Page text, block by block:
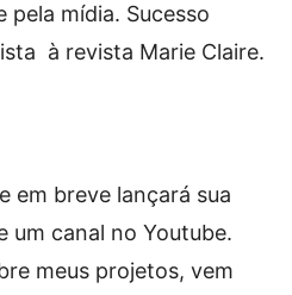
mídia. Sucesso
à revista Marie Claire.
em breve lançará sua
um canal no Youtube.
meus projetos, vem